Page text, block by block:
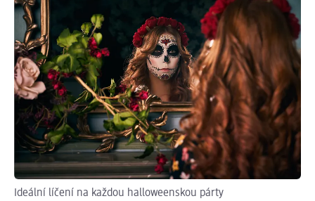
Ideální líčení na každou halloweenskou párty